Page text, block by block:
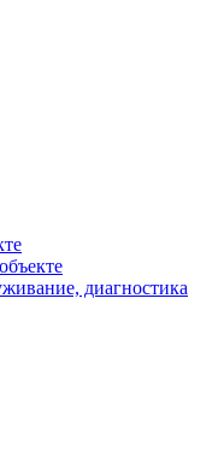
диагностика